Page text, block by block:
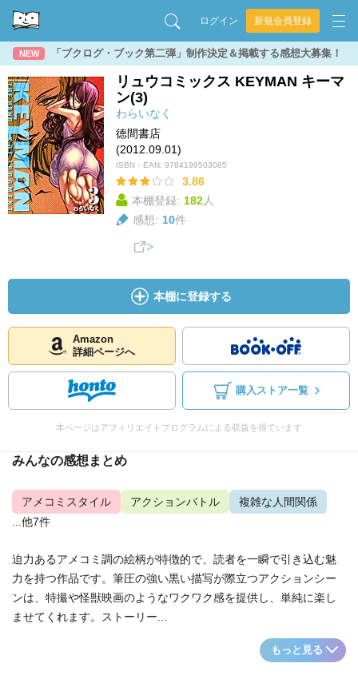
ログイン 新規会員登録
NEW 「ブクログ・ブック第二弾」制作決定＆掲載する感想大募集！
リュウコミックス KEYMAN キーマ
ン(3)
わらいなく
徳間書店
(2012.09.01)
ISBN・EAN: 9784199503085
3.86
本棚登録: 182人
感想: 10件
本棚に登録する
Amazon
詳細ページへ
購入ストア一覧
本ページはアフィリエイトプログラムによる収益を得ています
みんなの感想まとめ
アメコミスタイル アクションバトル
複雑な人間関係
...他7件
迫力あるアメコミ調の絵柄が特徴的で、読者を一瞬で引き込む魅
力を持つ作品です。筆圧の強い黒い描写が際立つアクションシー
ンは、特撮や怪獣映画のようなワクワク感を提供し、単純に楽し
ませてくれます。ストーリー...
もっと見る